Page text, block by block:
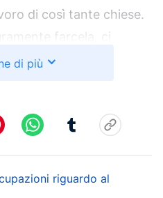
di così tante chiese.
farcela, ci
compreso la
me e me: “Certo!
alta e, quando
di più
riguardo al